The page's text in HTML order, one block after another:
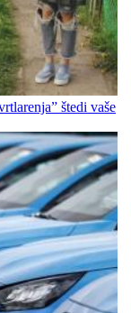
štedi vaše